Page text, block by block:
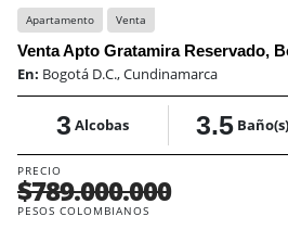
Apartamento Venta
Venta Apto Gratamira Reservado,
En: Bogotá D.C., Cundinamarca
3 Alcobas 3.5 Baño(s)
PRECIO
$789.000.000
PESOS COLOMBIANOS